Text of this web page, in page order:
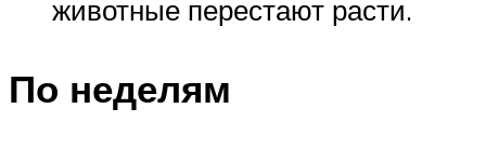
животные перестают расти.
По неделям